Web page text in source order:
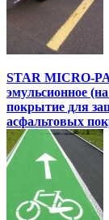
STAR MICRO-
эмульсионное
покрытие для
асфальтовых